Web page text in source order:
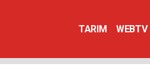
TARIM WEBTV